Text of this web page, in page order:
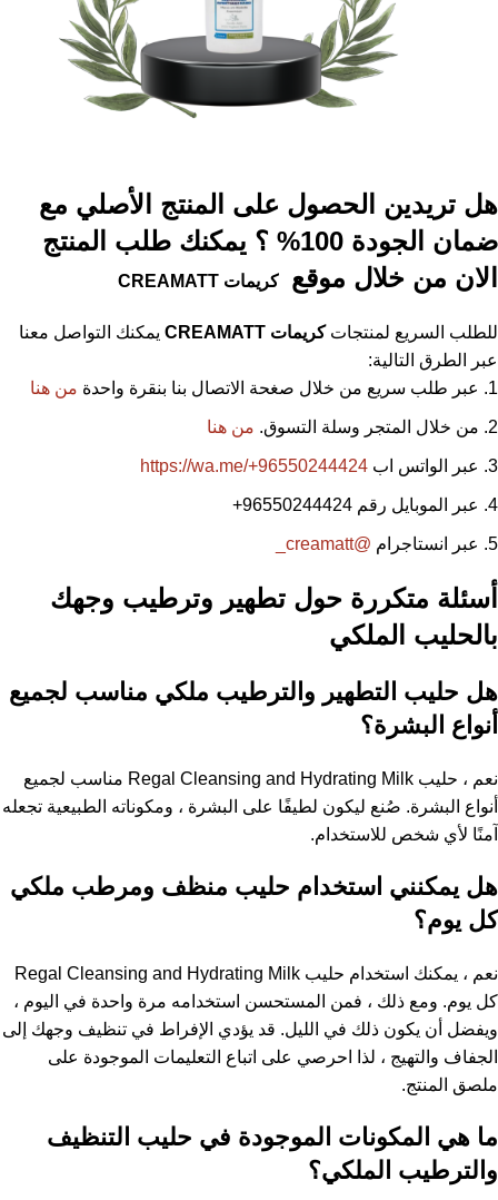
هل تريدين الحصول على المنتج الأصلي مع
ضمان الجودة 100% ؟ يمكنك طلب المنتج
الان من خلال موقع
كريمات CREAMATT
للطلب السريع لمنتجاتكريمات CREAMATT يمكنك التواصل معنا
عبر الطرق التالية:
عبر طلب سريع من خلال صغحة الاتصال بنا بنقرة واحدة من هنا
من خلال المتجر وسلة التسوق. من هنا
عبر الواتس اب https://wa.me/+96550244424
عبر الموبايل رقم 96550244424 +
عبر انستاجرام @creamatt_
أسئلة متكررة حول تطهير وترطيب وجهك
بالحليب الملكي
هل حليب التطهير والترطيب ملكي مناسب لجميع
أنواع البشرة؟
نعم ، حليب Regal Cleansing and Hydrating Milk مناسب لجميع
أنواع البشرة. صُنع ليكون لطيفًا على البشرة ، ومكوناته الطبيعية تجعله
آمنًا لأي شخص للاستخدام.
هل يمكنني استخدام حليب منظف ومرطب ملكي
كل يوم؟
نعم ، يمكنك استخدام حليب Regal Cleansing and Hydrating Milk
كل يوم. ومع ذلك ، فمن المستحسن استخدامه مرة واحدة في اليوم ،
ويفضل أن يكون ذلك في الليل. قد يؤدي الإفراط في تنظيف وجهك إلى
الجفاف والتهيج ، لذا احرصي على اتباع التعليمات الموجودة على
ملصق المنتج.
ما هي المكونات الموجودة في حليب التنظيف
والترطيب الملكي؟